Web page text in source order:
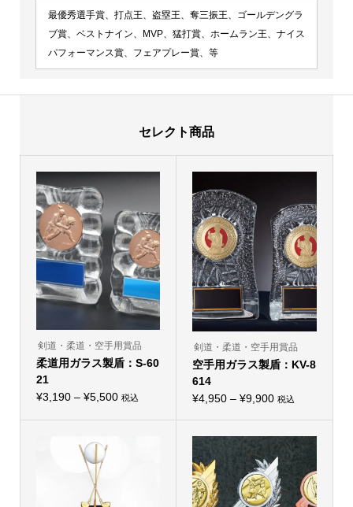
最優秀選手賞、打点王、盗塁王、奪三振王、ゴールデングラ
ブ賞、ベストナイン、MVP、猛打賞、ホームラン王、ナイス
パフォーマンス賞、フェアプレー賞、等
セレクト商品
剣道・柔道・空手用賞品
柔道用ガラス製盾：S-60
21
¥3,190 – ¥5,500価税込
の
剣道・柔道・空手用賞品
空手用ガラス製盾：KV-8
614
¥4,950 – ¥9,900価
¥4,950
–
¥9,900
税込
の
品
に
は
複
数
の